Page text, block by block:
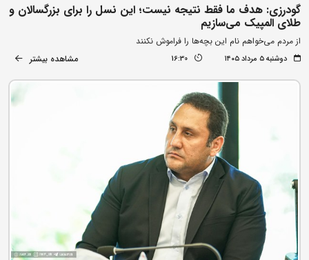
گودرزی: هدف ما فقط نتیجه نیست؛ این نسل را برای بزرگسالان و
طلای المپیک می‌سازیم
از مردم می‌خواهم نام این بچه‌ها را فراموش نکنند
دوشنبه ۵ مرداد ۱۴۰۵ 16:30 مشاهده بیشتر